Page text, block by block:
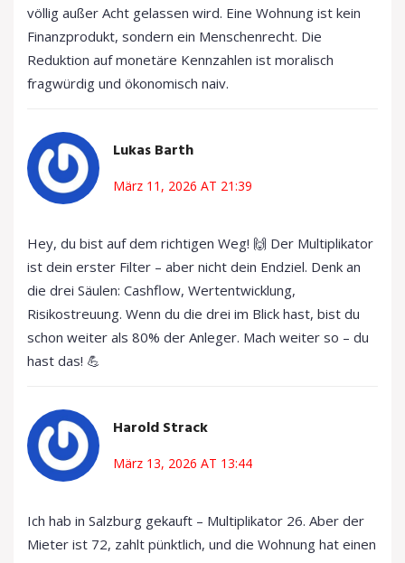
völlig außer Acht gelassen wird. Eine Wohnung ist kein
Finanzprodukt, sondern ein Menschenrecht. Die
Reduktion auf monetäre Kennzahlen ist moralisch
fragwürdig und ökonomisch naiv.
Lukas Barth
März 11, 2026 AT 21:39
Hey, du bist auf dem richtigen Weg! 🙌 Der Multiplikator
ist dein erster Filter – aber nicht dein Endziel. Denk an
die drei Säulen: Cashflow, Wertentwicklung,
Risikostreuung. Wenn du die drei im Blick hast, bist du
schon weiter als 80% der Anleger. Mach weiter so – du
hast das! 💪
Harold Strack
März 13, 2026 AT 13:44
Ich hab in Salzburg gekauft – Multiplikator 26. Aber der
Mieter ist 72, zahlt pünktlich, und die Wohnung hat einen